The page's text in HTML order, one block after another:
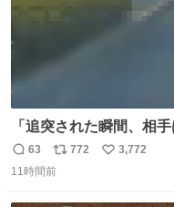
「追突された瞬間、相
話。 しかも後で無免許
返
信
63
リ
ポ
772
い
3,772
11時間前